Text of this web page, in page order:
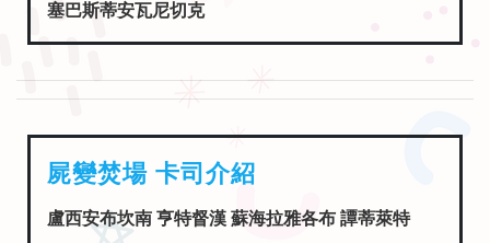
塞巴斯蒂安瓦尼切克
屍變焚場 卡司介紹
盧西安布坎南 亨特督漢 蘇海拉雅各布 譚蒂萊特